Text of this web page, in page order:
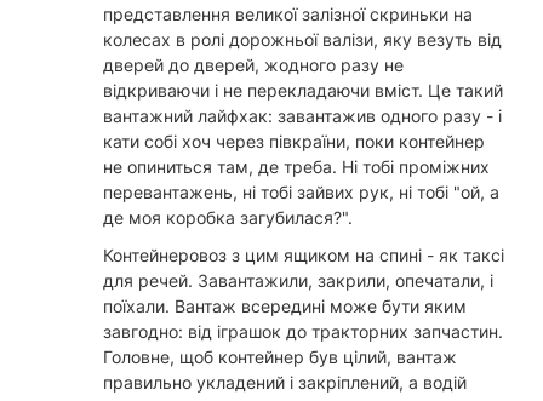
представлення великої залізної скриньки на
колесах в ролі дорожньої валізи, яку везуть від
дверей до дверей, жодного разу не
відкриваючи і не перекладаючи вміст. Це такий
вантажний лайфхак: завантажив одного разу - і
кати собі хоч через півкраїни, поки контейнер
не опиниться там, де треба. Ні тобі проміжних
перевантажень, ні тобі зайвих рук, ні тобі "ой, а
де моя коробка загубилася?".
Контейнеровоз з цим ящиком на спині - як таксі
для речей. Завантажили, закрили, опечатали, і
поїхали. Вантаж всередині може бути яким
завгодно: від іграшок до тракторних запчастин.
Головне, щоб контейнер був цілий, вантаж
правильно укладений і закріплений, а водій